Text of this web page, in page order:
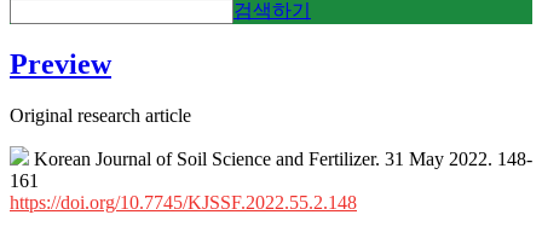
검색하기
Preview
Original research article
Korean Journal of Soil Science and Fertilizer. 31 May 2022. 148-
161
https://doi.org/10.7745/KJSSF.2022.55.2.148